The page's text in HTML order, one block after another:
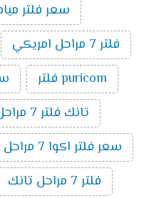
سعر فلتر مياه 7 مراحل
فلتر 7 مراحل امريكي
puricom فلتر
تانك فلتر 7 مراحل
سعر فلتر اكوا 7 مراحل
فلتر 7 مراحل تانك